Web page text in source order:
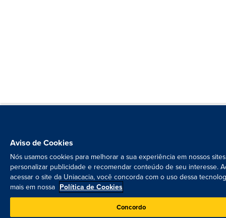
Aviso de Cookies
Nós usamos cookies para melhorar a sua experiência em nossos
personalizar publicidade e recomendar conteúdo de seu interesse.
acessar o site da Uniacacia, você concorda com o uso dessa
mais em nossa Política de Cookies
Concordo